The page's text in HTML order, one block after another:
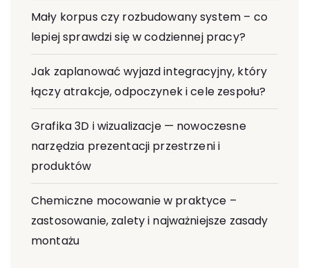
Mały korpus czy rozbudowany system – co
lepiej sprawdzi się w codziennej pracy?
Jak zaplanować wyjazd integracyjny, który
łączy atrakcje, odpoczynek i cele zespołu?
Grafika 3D i wizualizacje — nowoczesne
narzędzia prezentacji przestrzeni i
produktów
Chemiczne mocowanie w praktyce –
zastosowanie, zalety i najważniejsze zasady
montażu